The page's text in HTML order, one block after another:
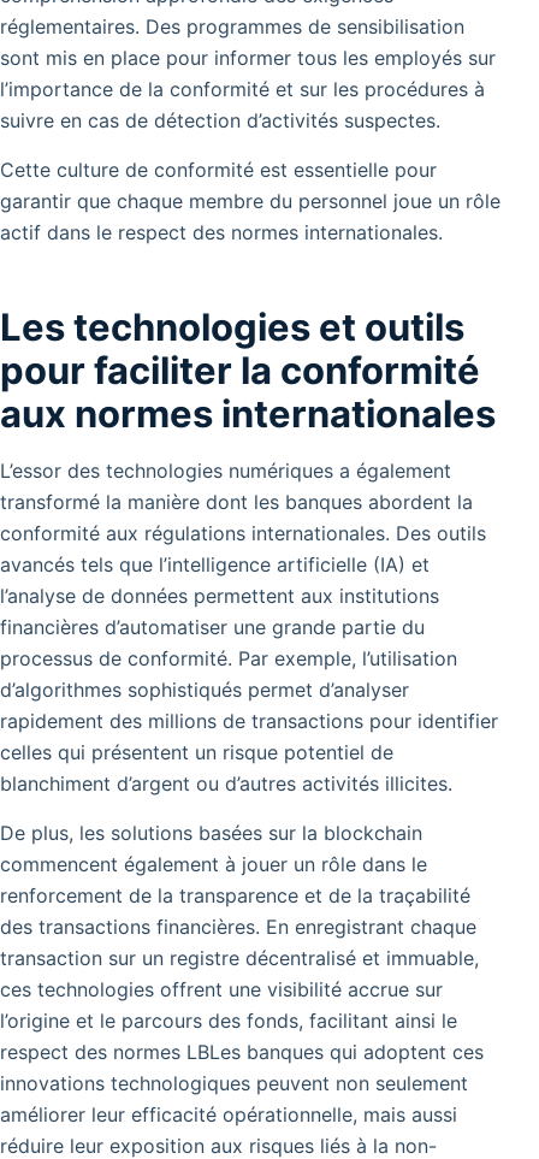
réglementaires. Des programmes de sensibilisation
sont mis en place pour informer tous les employés sur
l’importance de la conformité et sur les procédures à
suivre en cas de détection d’activités suspectes.
Cette culture de conformité est essentielle pour
garantir que chaque membre du personnel joue un rôle
actif dans le respect des normes internationales.
Les technologies et outils
pour faciliter la conformité
aux normes internationales
L’essor des technologies numériques a également
transformé la manière dont les banques abordent la
conformité aux régulations internationales. Des outils
avancés tels que l’intelligence artificielle (IA) et
l’analyse de données permettent aux institutions
financières d’automatiser une grande partie du
processus de conformité. Par exemple, l’utilisation
d’algorithmes sophistiqués permet d’analyser
rapidement des millions de transactions pour identifier
celles qui présentent un risque potentiel de
blanchiment d’argent ou d’autres activités illicites.
De plus, les solutions basées sur la blockchain
commencent également à jouer un rôle dans le
renforcement de la transparence et de la traçabilité
des transactions financières. En enregistrant chaque
transaction sur un registre décentralisé et immuable,
ces technologies offrent une visibilité accrue sur
l’origine et le parcours des fonds, facilitant ainsi le
respect des normes LBLes banques qui adoptent ces
innovations technologiques peuvent non seulement
améliorer leur efficacité opérationnelle, mais aussi
réduire leur exposition aux risques liés à la non-